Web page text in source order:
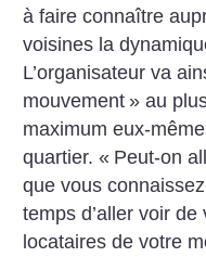
à faire connaître
voisines la
L’organisateur va
mouvement » au
maximum eux-
quartier. « Peut-on
que vous connaissez
temps d’aller voir
locataires de votre